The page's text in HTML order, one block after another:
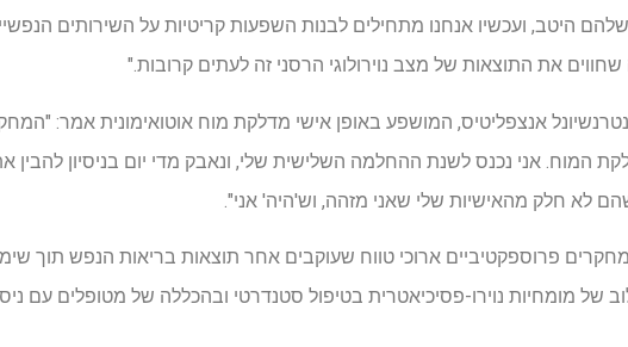
היטב, ועכשיו אנחנו מתחילים לבנות השפעות קריטיות על השירותים
את התוצאות של מצב נוירולוגי הרסני זה לעתים קרובות."
אנצפליטיס, המושפע באופן אישי מדלקת מוח אוטואימונית אמר:
המוח. אני נכנס לשנת ההחלמה השלישית שלי, ונאבק מדי יום בניסיון להבין
לא חלק מהאישיות שלי שאני מזהה, וש'היה' אני".
פרוספקטיביים ארוכי טווח שעוקבים אחר תוצאות בריאות הנפש תוך
של מומחיות נוירו-פסיכיאטרית בטיפול סטנדרטי ובהכללה של מטופלים עם